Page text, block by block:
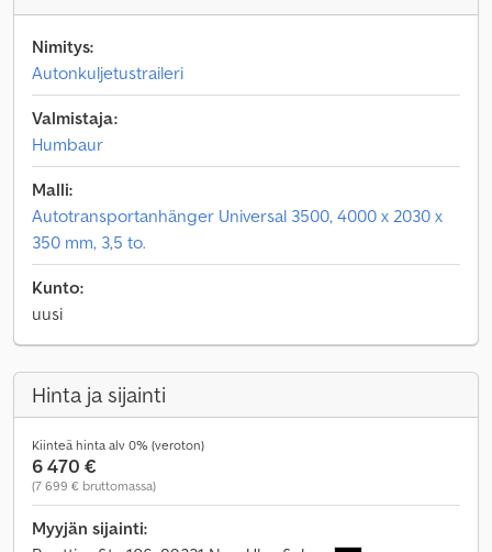
Nimitys:
Autonkuljetustraileri
Valmistaja:
Humbaur
Malli:
Autotransportanhänger Universal 3500, 4000 x 2030 x
350 mm, 3,5 to.
Kunto:
uusi
Hinta ja sijainti
Kiinteä hinta alv 0% (veroton)
6 470 €
(7 699 € bruttomassa)
Myyjän sijainti: